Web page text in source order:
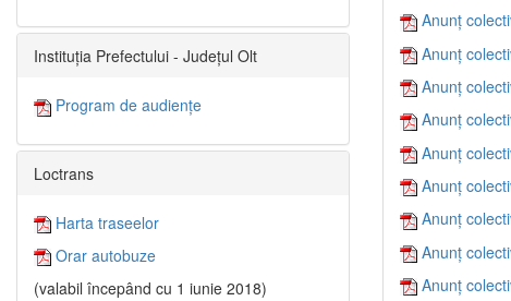
Anunț
Anunț
Anunț
Anunț
Anunț
Anunț
Anunț
Anunț
Anunț
Instituția Prefectului - Județul Olt
Program de audiențe
Loctrans
Harta traseelor
Orar autobuze
(valabil începând cu 1 iunie 2018)